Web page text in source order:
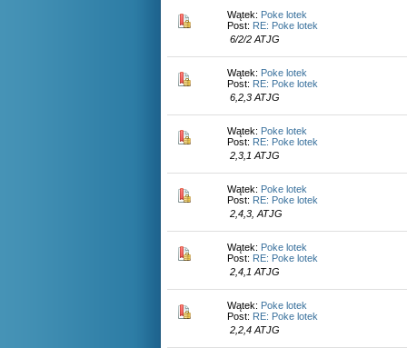
Wątek: Poke lotek
Post: RE: Poke lotek
6/2/2 ATJG
Wątek: Poke lotek
Post: RE: Poke lotek
6,2,3 ATJG
Wątek: Poke lotek
Post: RE: Poke lotek
2,3,1 ATJG
Wątek: Poke lotek
Post: RE: Poke lotek
2,4,3, ATJG
Wątek: Poke lotek
Post: RE: Poke lotek
2,4,1 ATJG
Wątek: Poke lotek
Post: RE: Poke lotek
2,2,4 ATJG